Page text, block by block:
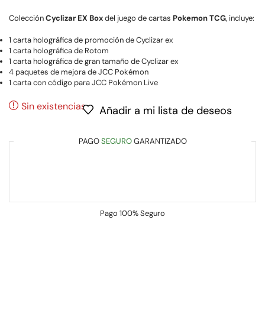
ColecciónCyclizar EX Boxdel juego de cartas Pokemon TCG, incluye:
1 carta holográfica de promoción de Cyclizar ex
1 carta holográfica de Rotom
1 carta holográfica de gran tamaño de Cyclizar ex
4 paquetes de mejora de JCC Pokémon
1 carta con código para JCC Pokémon Live
Sin existencias Añadir a mi lista de deseos
PAGOSEGUROGARANTIZADO
Pago 100% Seguro